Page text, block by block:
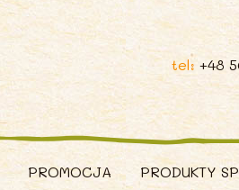
tel: +48
PROMOCJA PRODUKTY